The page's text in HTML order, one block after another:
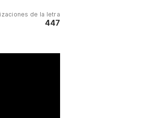
de la letra
447